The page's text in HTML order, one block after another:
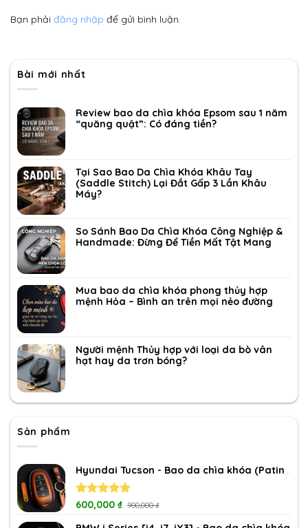
Bạn phải đăng nhập để gửi bình luận.
Bài mới nhất
Review bao da chìa khóa Epsom sau 1 năm
“quăng quật”: Có đáng tiền?
Tại Sao Bao Da Chìa Khóa Khâu Tay
(Saddle Stitch) Lại Đắt Gấp 3 Lần Khâu
Máy?
So Sánh Bao Da Chìa Khóa Công Nghiệp &
Handmade: Đừng Để Tiền Mất Tật Mang
Mua bao da chìa khóa phong thủy hợp
mệnh Hỏa – Bình an trên mọi nẻo đường
Người mệnh Thủy hợp với loại da bò vân
hạt hay da trơn bóng?
Sản phẩm
Hyundai Tucson - Bao da chìa khóa (Patina)
Rated5.00
600,000 ₫ 900,000₫